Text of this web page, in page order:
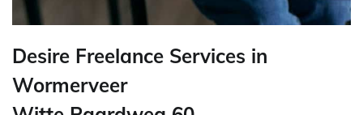
Desire Freelance Services in
Wormerveer